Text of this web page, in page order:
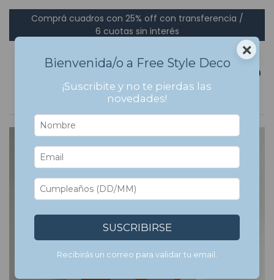
Comprá cuadros con 25% off con transferencia /
6 cuotas sin interés
×
Bienvenida/o a Free Style Deco
¡Suscribite y no te pierdas las
novedades!
SUSCRIBIRSE
Recibirás un correo para validar tu email.